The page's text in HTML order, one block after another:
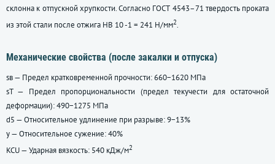
склонна к отпускной хрупкости. Согласно ГОСТ 4543–71 твердость проката
из этой стали после отжига HB 10 -1 = 241 Н/мм2.
Механические свойства (после закалки и отпуска)
sв — Предел кратковременной прочности: 660−1620 МПа
sT — Предел пропорциональности (предел текучести для остаточной
деформации): 490−1275 МПа
d5 — Относительное удлинение при разрыве: 9−13%
y — Относительное сужение: 40%
KCU — Ударная вязкость: 540 кДж/м2